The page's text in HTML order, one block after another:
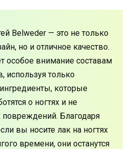
Belweder — это не только
но и отличное качество.
особое внимание составам
используя только
которые
о ногтях и не
Благодаря
вы носите лак на ногтях
времени, они останутся